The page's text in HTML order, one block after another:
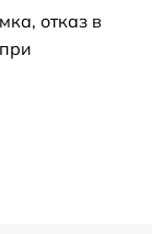
отказ в